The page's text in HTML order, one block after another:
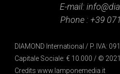
E-mail:
Phone : +39
DIAMOND International / P. IVA:
Capitale Sociale: € 10.000 / ©
Credits www.lamponemedia.it